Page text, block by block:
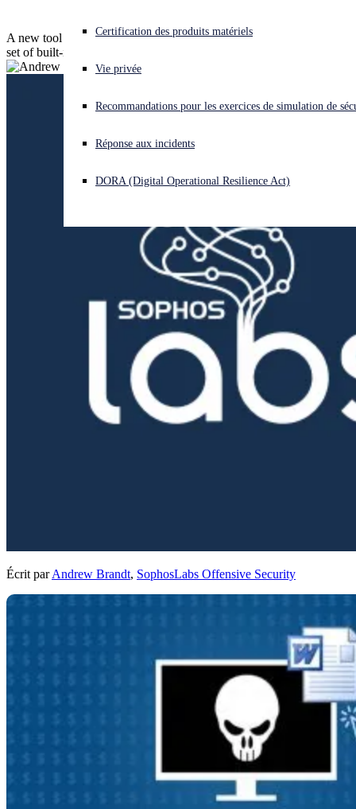
Vous subissez une cyberattaque ? Obtenez une aide immédiate.
Se connecter
Open language switcher
Certification des produits matériels
Vie privée
Recommandations pour les exercices de simulation de
Réponse aux incidents
DORA (Digital Operational Resilience Act)
A new tool demonstrates how attackers might take advantage of a
set of built-in PowerShell scripts
Écrit par Andrew Brandt, SophosLabs Offensive Security